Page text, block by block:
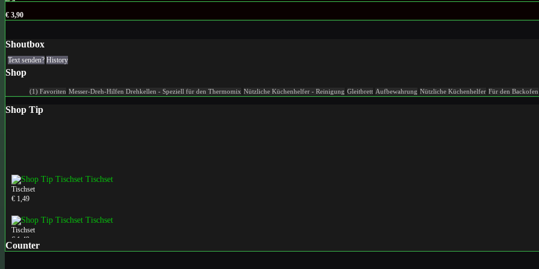
€ 3,90
Shoutbox
Text senden? History
Shop
(1) Favoriten Messer-Dreh-Hilfen Drehkellen - Speziell für den Thermomix Nützliche Küchenhelfer - Reinigung Gleitbrett Aufbewahrung Nützliche Küchenhelfer Für den Backofen
Shop Tip
Tischset
€ 1,49
Tischset
€ 1,49
Counter